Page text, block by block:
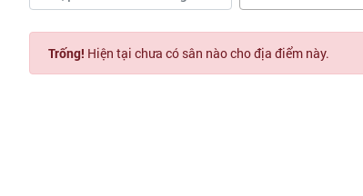
Trống! Hiện tại chưa có sân nào cho địa điểm này.